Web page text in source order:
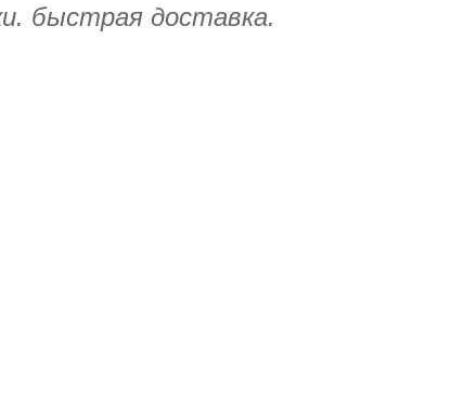
быстрая доставка.